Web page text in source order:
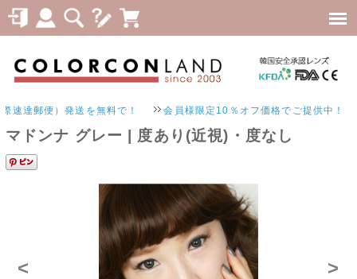
郵便）発送を無料で！ 会員様限定10％オフ価格でご提供中！
マドンナ グレー | 度あり(近視)・度なし
< >